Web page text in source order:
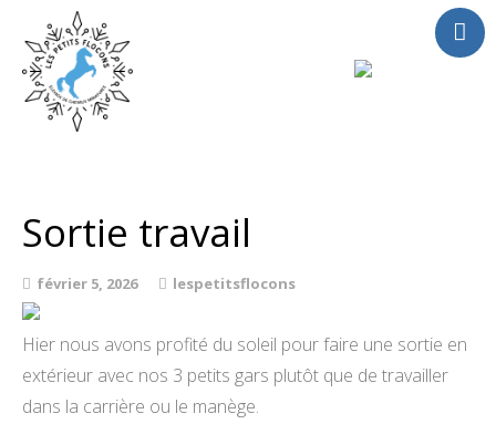
A vendre
Actualités
Contact
Sortie travail
février 5, 2026 lespetitsflocons
Hier nous avons profité du soleil pour faire une sortie en
extérieur avec nos 3 petits gars plutôt que de travailler
dans la carrière ou le manège.